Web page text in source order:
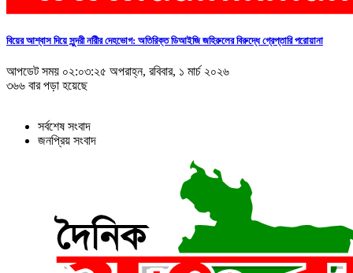
বিয়ের আশ্বাস দিয়ে সুন্দরী নরিীর দেহভোগ: অতিরিক্ত ডিআইজি জহিরুলের বিরুদ্ধে গ্রেপ্তারি পরোয়ানা
আপডেট সময় ০২:০৩:২৫ অপরাহ্ন, রবিবার, ১ মার্চ ২০২৬
৩৬৬ বার পড়া হয়েছে
সর্বশেষ সংবাদ
জনপ্রিয় সংবাদ